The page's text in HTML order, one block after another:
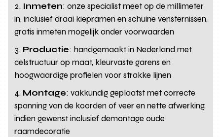
Inmeten: onze specialist meet op de millimeter
in, inclusief draai kiepramen en schuine vensternissen,
gratis inmeten mogelijk onder voorwaarden
Productie: handgemaakt in Nederland met
celstructuur op maat, kleurvaste garens en
hoogwaardige profielen voor strakke lijnen
Montage: vakkundig geplaatst met correcte
spanning van de koorden of veer en nette afwerking,
indien gewenst inclusief demontage oude
raamdecoratie